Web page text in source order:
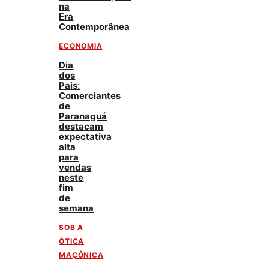
na
Era
Contemporânea
ECONOMIA
Dia
dos
Pais:
Comerciantes
de
Paranaguá
destacam
expectativa
alta
para
vendas
neste
fim
de
semana
SOB A
ÓTICA
MAÇÔNICA